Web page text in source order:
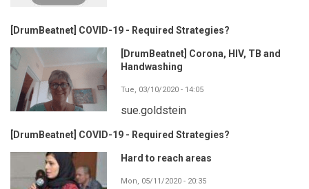
[DrumBeatnet] COVID-19 - Required Strategies?
[DrumBeatnet] Corona, HIV, TB and
Handwashing
Tue, 03/10/2020 - 14:05
sue.goldstein
[DrumBeatnet] COVID-19 - Required Strategies?
Hard to reach areas
Mon, 05/11/2020 - 20:35